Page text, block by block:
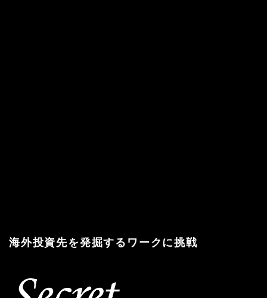
海外投資先を発掘するワークに挑戦